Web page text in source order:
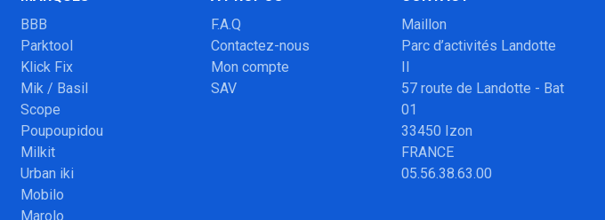
BBB
Parktool
Klick Fix
Mik / Basil
Scope
Poupoupidou
Milkit
Urban iki
Mobilo
Marolo
F.A.Q
Contactez-nous
Mon compte
SAV
Maillon
Parc d’activités Landotte
II
57 route de Landotte - Bat
01
33450 Izon
FRANCE
05.56.38.63.00